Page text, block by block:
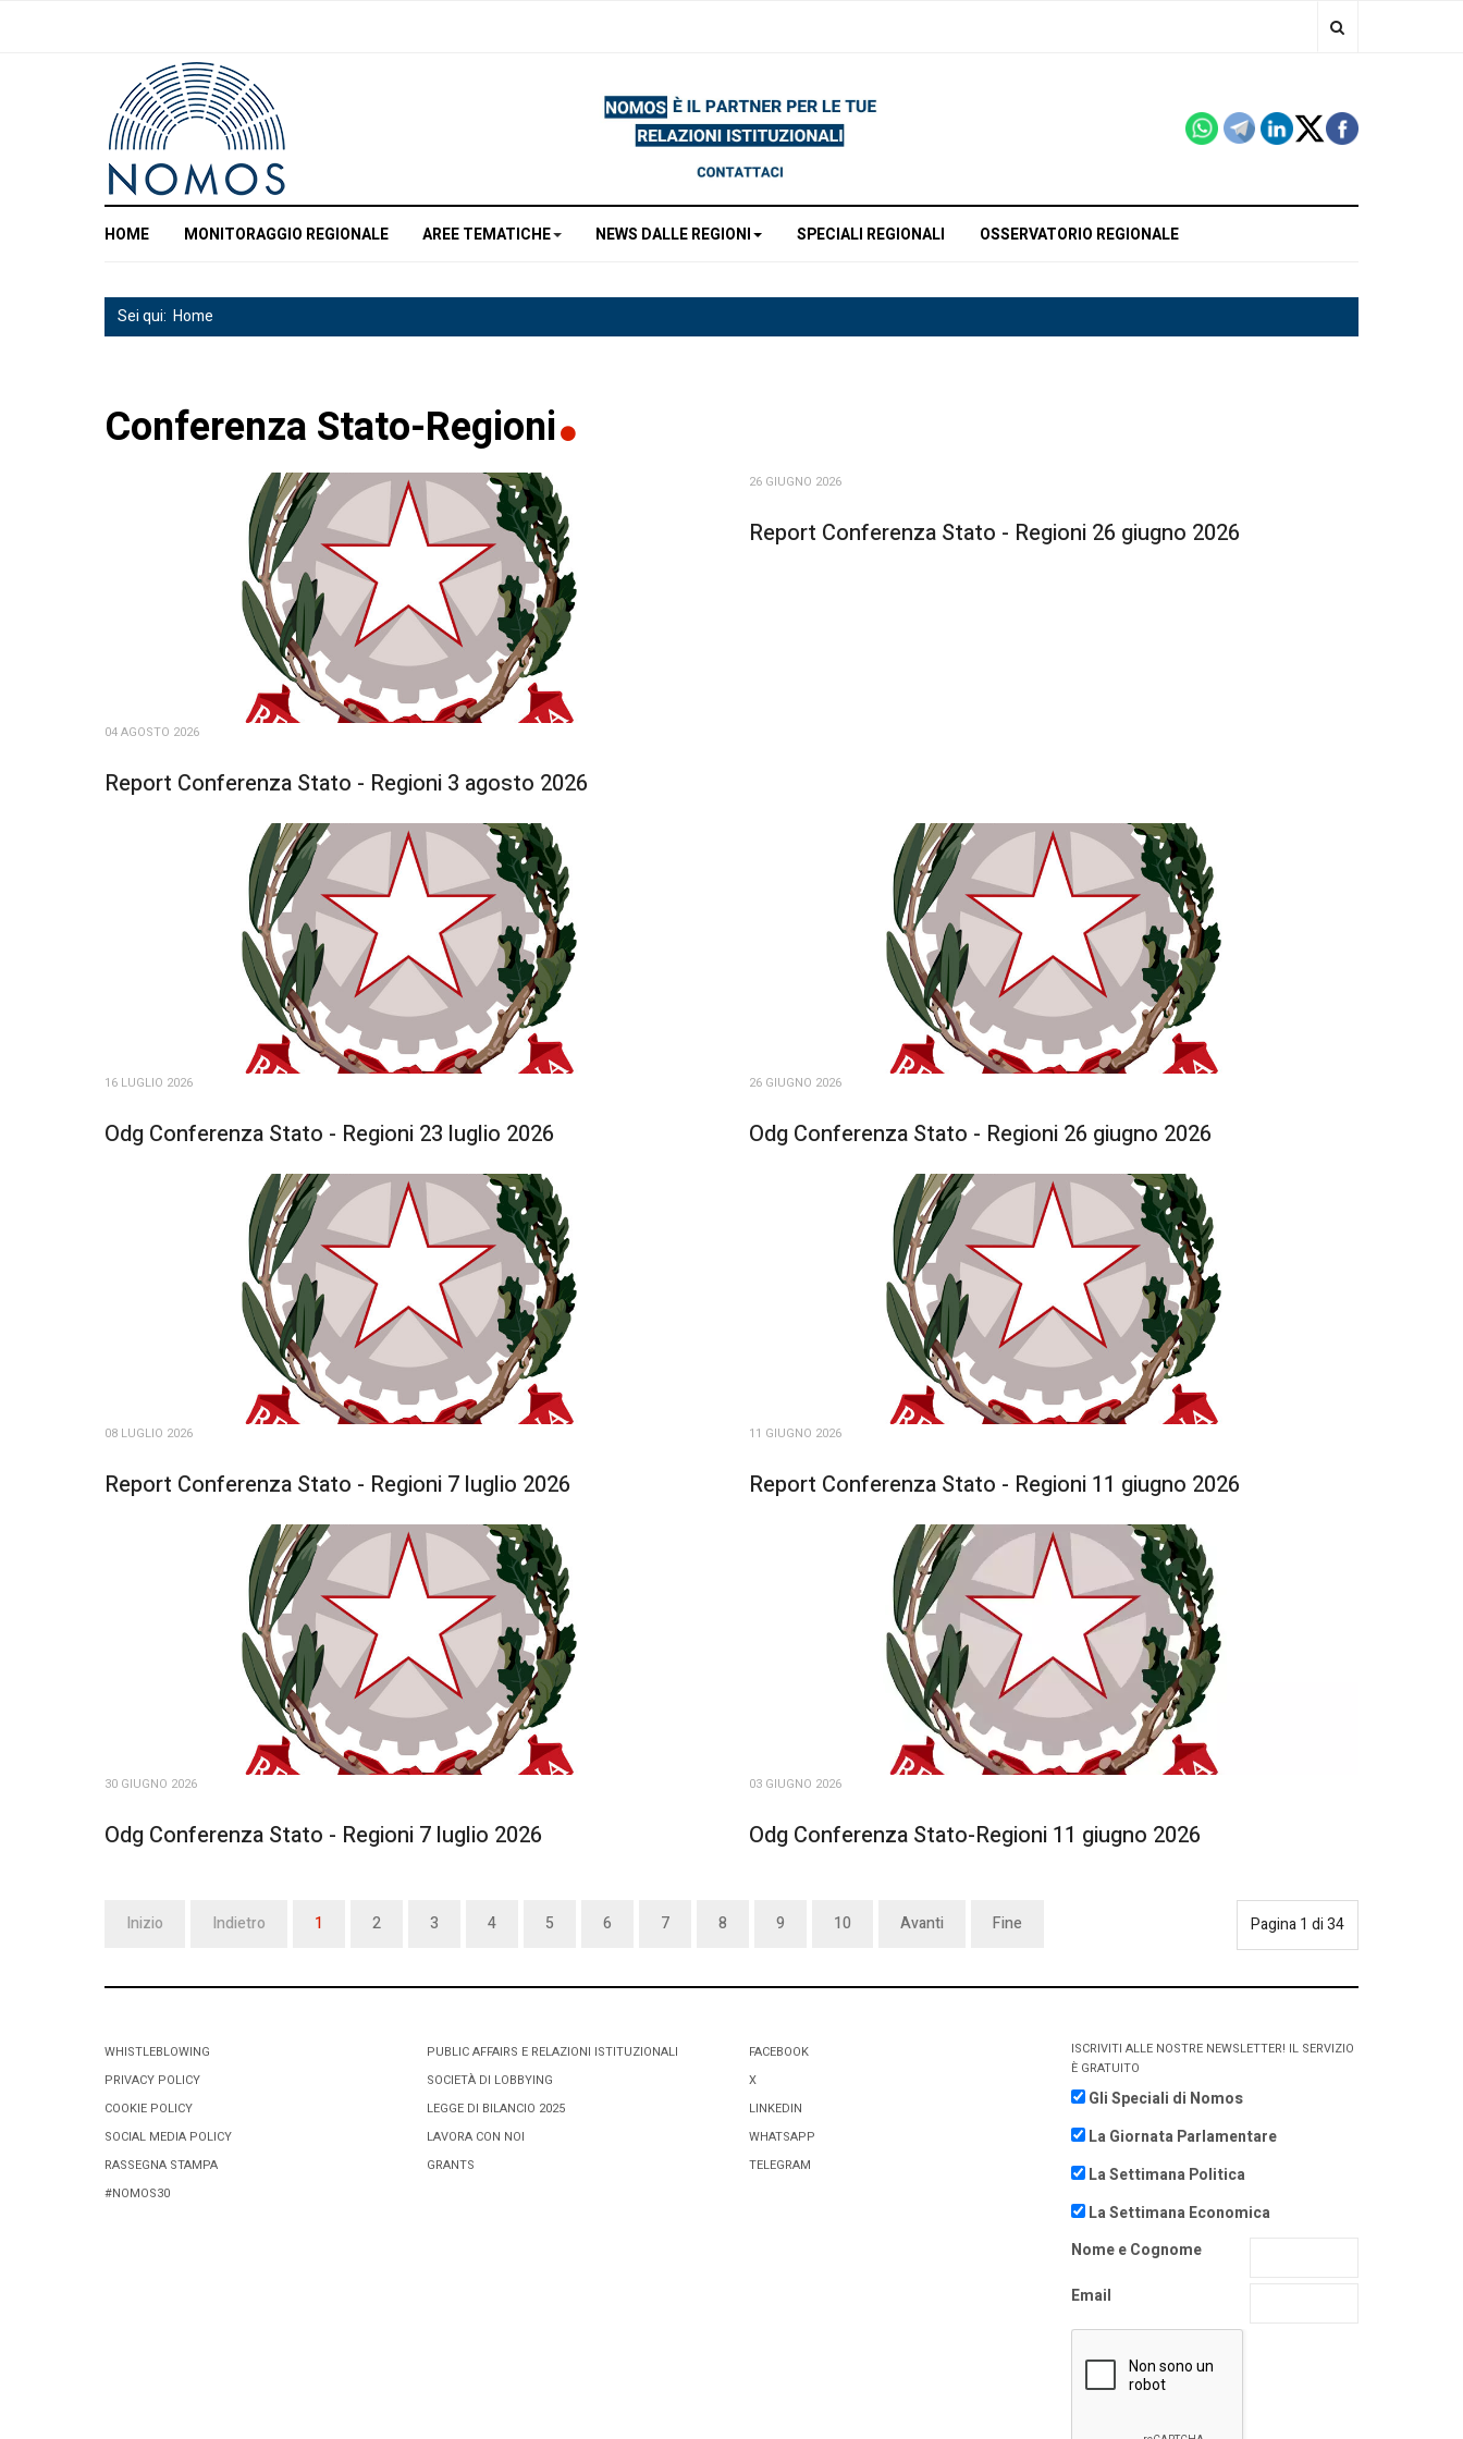
HOME MONITORAGGIO REGIONALE AREE TEMATICHE NEWS DALLE REGIONI SPECIALI REGIONALI OSSERVATORIO REGIONALE
Sei qui: Home
Conferenza Stato-Regioni
04 AGOSTO 2026
Report Conferenza Stato - Regioni 3 agosto 2026
26 GIUGNO 2026
Report Conferenza Stato - Regioni 26 giugno 2026
16 LUGLIO 2026
Odg Conferenza Stato - Regioni 23 luglio 2026
26 GIUGNO 2026
Odg Conferenza Stato - Regioni 26 giugno 2026
08 LUGLIO 2026
Report Conferenza Stato - Regioni 7 luglio 2026
11 GIUGNO 2026
Report Conferenza Stato - Regioni 11 giugno 2026
30 GIUGNO 2026
Odg Conferenza Stato - Regioni 7 luglio 2026
03 GIUGNO 2026
Odg Conferenza Stato-Regioni 11 giugno 2026
Pagina 1 di 34
Inizio Indietro 1 2 3 4 5 6 7 8 9 10 Avanti Fine
WHISTLEBLOWING
PRIVACY POLICY
COOKIE POLICY
SOCIAL MEDIA POLICY
RASSEGNA STAMPA
#NOMOS30
PUBLIC AFFAIRS E RELAZIONI ISTITUZIONALI
SOCIETÀ DI LOBBYING
LEGGE DI BILANCIO 2025
LAVORA CON NOI
GRANTS
FACEBOOK
X
LINKEDIN
WHATSAPP
TELEGRAM
ISCRIVITI ALLE NOSTRE NEWSLETTER! IL SERVIZIO
È GRATUITO
Gli Speciali di Nomos
La Giornata Parlamentare
La Settimana Politica
La Settimana Economica
Nome e Cognome
Email